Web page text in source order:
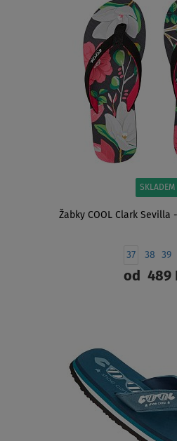
SKLADEM
Žabky COOL Clark
37 38 39
od 489